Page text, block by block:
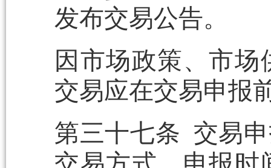
发布交易公告。
因市场政策、市
交易应在交易申报
第三十七条 交易